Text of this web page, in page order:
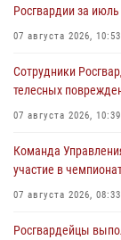
Росгвардии за июль
07 августа 2026, 10:53
Сотрудники
телесных
07 августа 2026, 10:39
Команда
участие в
07 августа 2026, 08:33
Росгвардейцы